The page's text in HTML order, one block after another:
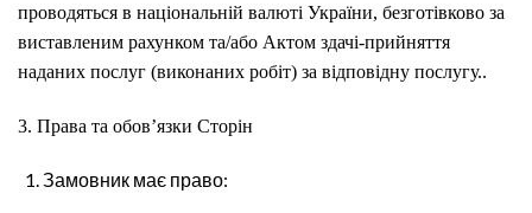
проводяться в національній валюті України, безготівково за
виставленим рахунком та/або Актом здачі-прийняття
наданих послуг (виконаних робіт) за відповідну послугу..
3. Права та обов’язки Сторін
Замовник має право: